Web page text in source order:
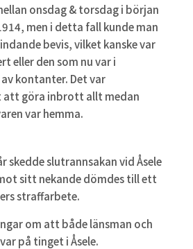
onsdag & torsdag i början
men i detta fall kunde man
bevis, vilket kanske var
eller den som nu var i
kontanter. Det var
att göra inbrott allt medan
var hemma.
skedde slutrannsakan vid Åsele
sitt nekande dömdes till ett
straffarbete.
om att både länsman och
på tinget i Åsele.